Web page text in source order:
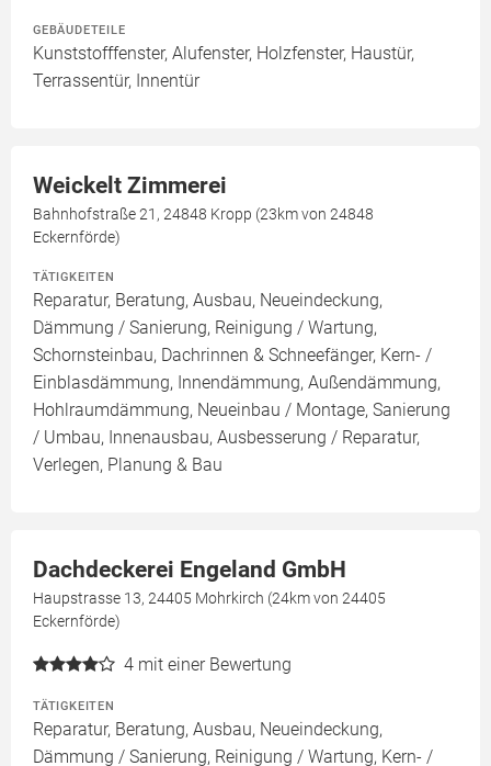
GEBÄUDETEILE
Kunststofffenster, Alufenster, Holzfenster, Haustür,
Terrassentür, Innentür
Weickelt Zimmerei
Bahnhofstraße 21, 24848 Kropp (23km von 24848
Eckernförde)
TÄTIGKEITEN
Reparatur, Beratung, Ausbau, Neueindeckung,
Dämmung / Sanierung, Reinigung / Wartung,
Schornsteinbau, Dachrinnen & Schneefänger, Kern- /
Einblasdämmung, Innendämmung, Außendämmung,
Hohlraumdämmung, Neueinbau / Montage, Sanierung
/ Umbau, Innenausbau, Ausbesserung / Reparatur,
Verlegen, Planung & Bau
Dachdeckerei Engeland GmbH
Haupstrasse 13, 24405 Mohrkirch (24km von 24405
Eckernförde)
4 mit einer Bewertung
TÄTIGKEITEN
Reparatur, Beratung, Ausbau, Neueindeckung,
Dämmung / Sanierung, Reinigung / Wartung, Kern- /